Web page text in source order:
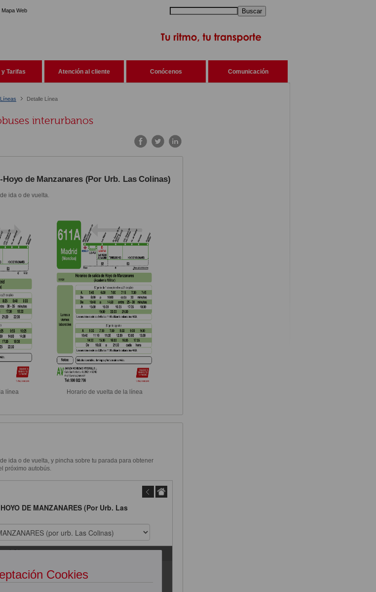
Mapa Web Buscar
Tarifas Atención al cliente Conócenos Comunicación
Líneas Detalle Línea
interurbanos
de Manzanares (Por Urb. Las Colinas)
ida o de vuelta.
línea Horario de vuelta de la línea
ida o de vuelta, y pincha sobre tu parada para obtener
próximo autobús.